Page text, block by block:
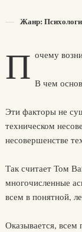
Жанр:
П очему
В чем
Эти факторы не
техническом
несовершенстве
Так считает Том
многочисленные
всем в понятной,
Оказывается, всем